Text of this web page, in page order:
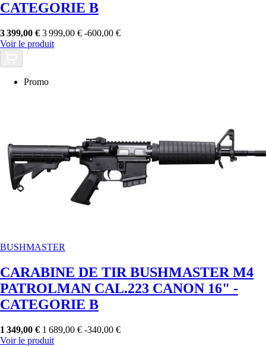
CATEGORIE B
3 399,00 € 3 999,00 € -600,00 €
Voir le produit
Promo
BUSHMASTER
CARABINE DE TIR BUSHMASTER M4
PATROLMAN CAL.223 CANON 16" -
CATEGORIE B
1 349,00 € 1 689,00 € -340,00 €
Voir le produit